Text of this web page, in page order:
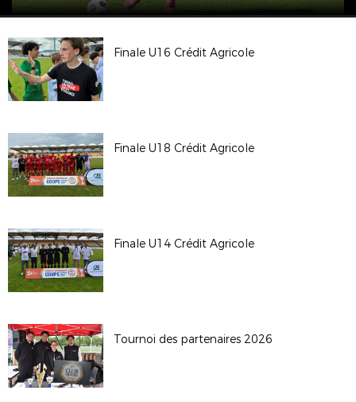
Finale U16 Crédit Agricole
Finale U18 Crédit Agricole
Finale U14 Crédit Agricole
Tournoi des partenaires 2026